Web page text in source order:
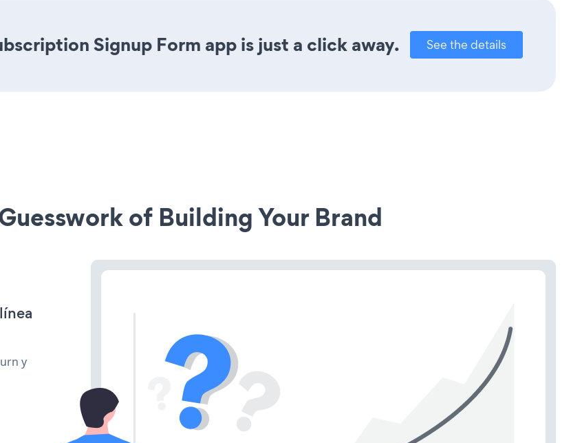
Signup Form app is just a click away. See the details
of Building Your Brand
y